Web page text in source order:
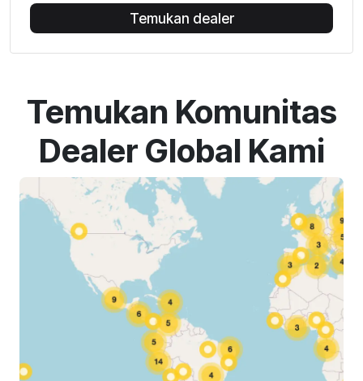
Temukan dealer
Temukan Komunitas
Dealer Global Kami